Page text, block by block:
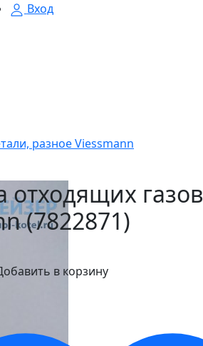
Вход
разное Viessmann
отходящих газов
(7822871)
в корзину